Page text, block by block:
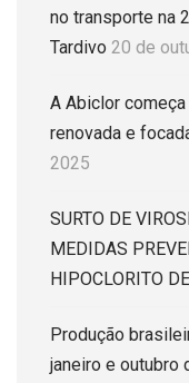
no transporte na
Tardivo 20 de
A Abiclor
renovada e
2025
SURTO DE
MEDIDAS
HIPOCLORITO
Produção
janeiro e outubro